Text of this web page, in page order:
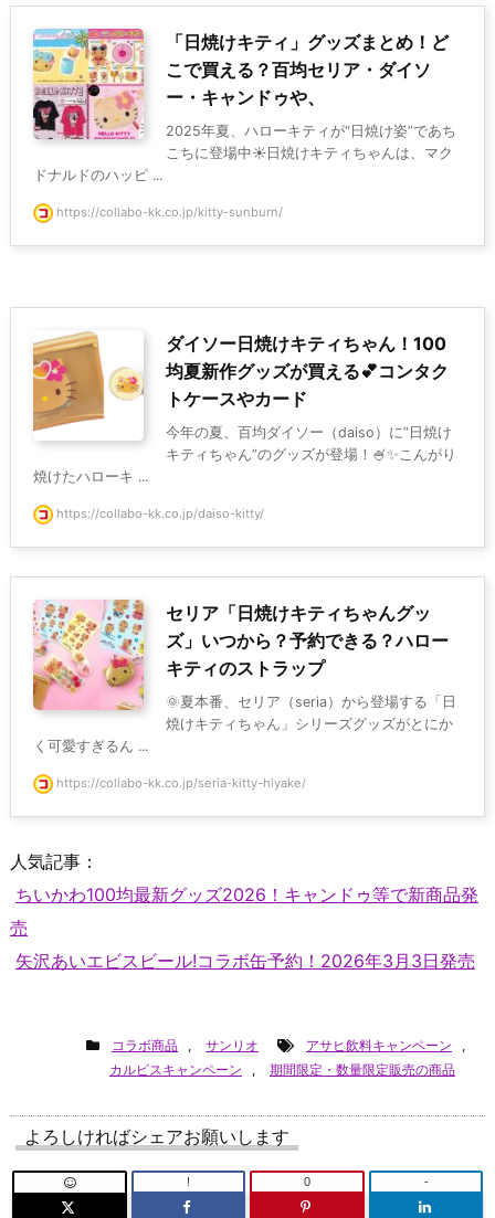
「日焼けキティ」グッズまとめ！ど
こで買える？百均セリア・ダイソ
ー・キャンドゥや、
2025年夏、ハローキティが“日焼け姿”であち
こちに登場中☀️日焼けキティちゃんは、マク
ドナルドのハッピ ...
https://collabo-kk.co.jp/kitty-sunburn/
ダイソー日焼けキティちゃん！100
均夏新作グッズが買える💕コンタク
トケースやカード
今年の夏、百均ダイソー（daiso）に“日焼け
キティちゃん”のグッズが登場！🍧✨こんがり
焼けたハローキ ...
https://collabo-kk.co.jp/daiso-kitty/
セリア「日焼けキティちゃんグッ
ズ」いつから？予約できる？ハロー
キティのストラップ
🌞夏本番、セリア（seria）から登場する「日
焼けキティちゃん」シリーズグッズがとにか
く可愛すぎるん ...
https://collabo-kk.co.jp/seria-kitty-hiyake/
人気記事：
ちいかわ100均最新グッズ2026！キャンドゥ等で新商品発
売
矢沢あいエビスビール!コラボ缶予約！2026年3月3日発売
コラボ商品 , サンリオ アサヒ飲料キャンペーン
,
カルピスキャンペーン
, 期間限定・数量限定販売の商品
よろしければシェアお願いします
! 0 -